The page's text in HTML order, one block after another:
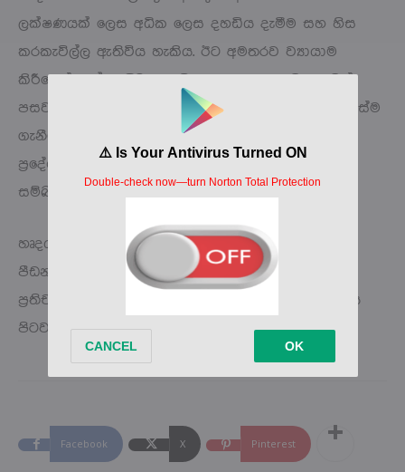
ලක්ෂණයක් ලෙස අධික ලෙස දහඩිය දැමීම සහ හිස
කරකැවිල්ල ඇතිවිය හැකිය. ඊට අමතරව ව්‍යායාම
කිරීමෙන් හෝ ඇවිදීම වැනි වෙහෙස දෙන ක්‍රියාවකින්
පසවත් පපුවේ වේදනාවක් ද ඇතිවෙන්නට පුළුවන්. හුස්ම
ගැනීමට අපහසුවීම, හකුපාඩා, බාහු සහ පසු පස
ප්‍රදේශය දක්වා පැතිරී යන පපුවේ වේදනාව ඒ හා
සම්බන්ධ වී පවතින අනෙකුත් ලක්ෂණයි.
හෘදයාබාධයක් ඇති විට හෘද ස්පන්දනයේ සහ රැධිර
පීඩනයේ තීව්‍ර අඩුවීමක් සිදුවෙනවා. ඊට දක්වන
ප්‍රතිචාරයක් ලෙස තමයි ශරීරයෙන් අධික ලෙස දහඩිය
පිටවන්නේ.
Facebook X Pinterest